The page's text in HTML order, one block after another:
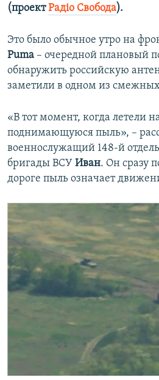
(проектРадіо Свобода).
Это было обычное утро на
Puma – очередной плановый
обнаружить российскую
заметили в одном из
«В тот момент, когда летели
поднимающуюся пыль», –
военнослужащий 148-й
бригады ВСУ Иван. Он сразу
дороге пыль означает